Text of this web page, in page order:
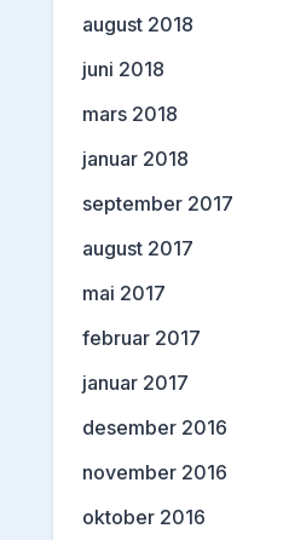
august 2018
juni 2018
mars 2018
januar 2018
september 2017
august 2017
mai 2017
februar 2017
januar 2017
desember 2016
november 2016
oktober 2016